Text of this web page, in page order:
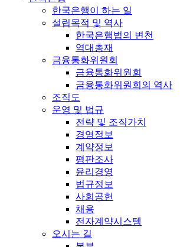
한국은행이 하는 일
설립목적 및 역사
한국은행법의 변천
역대총재
금융통화위원회
금융통화위원회
금융통화위원회의 역사
조직도
운영 및 법규
전략 및 조직가치
경영정보
계약정보
평판조사
윤리경영
법규정보
사회공헌
채용
전자계약시스템
오시는 길